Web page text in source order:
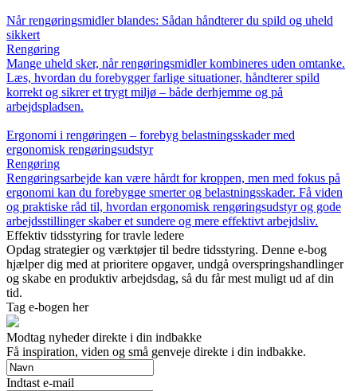
Når rengøringsmidler blandes: Sådan håndterer du spild og uheld
sikkert
Rengøring
Mange uheld sker, når rengøringsmidler kombineres uden omtanke.
Læs, hvordan du forebygger farlige situationer, håndterer spild
korrekt og sikrer et trygt miljø – både derhjemme og på
arbejdspladsen.
Ergonomi i rengøringen – forebyg belastningsskader med
ergonomisk rengøringsudstyr
Rengøring
Rengøringsarbejde kan være hårdt for kroppen, men med fokus på
ergonomi kan du forebygge smerter og belastningsskader. Få viden
og praktiske råd til, hvordan ergonomisk rengøringsudstyr og gode
arbejdsstillinger skaber et sundere og mere effektivt arbejdsliv.
Effektiv tidsstyring for travle ledere
Opdag strategier og værktøjer til bedre tidsstyring. Denne e-bog
hjælper dig med at prioritere opgaver, undgå overspringshandlinger
og skabe en produktiv arbejdsdag, så du får mest muligt ud af din
tid.
Tag e-bogen her
Modtag nyheder direkte i din indbakke
Få inspiration, viden og små genveje direkte i din indbakke.
Indtast e-mail